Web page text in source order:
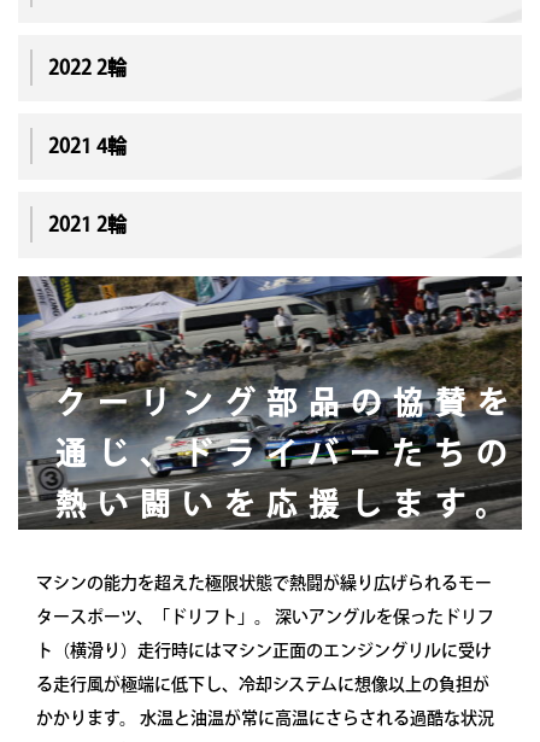
2022 2輪
2021 4輪
2021 2輪
クーリング部品の協賛を
通じ、ドライバーたちの
熱い闘いを応援します。
マシンの能力を超えた極限状態で熱闘が繰り広げられるモー
タースポーツ、「ドリフト」。 深いアングルを保ったドリフ
ト（横滑り）走行時にはマシン正面のエンジングリルに受け
る走行風が極端に低下し、冷却システムに想像以上の負担が
かかります。 水温と油温が常に高温にさらされる過酷な状況